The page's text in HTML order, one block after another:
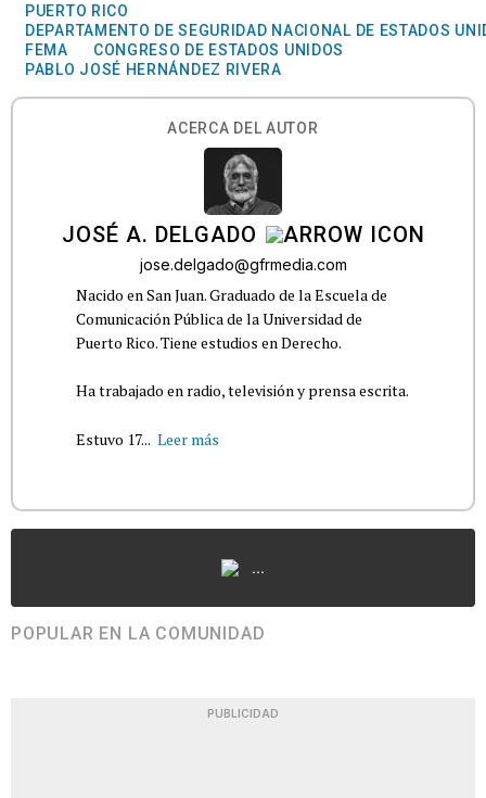
PUERTO RICO
DEPARTAMENTO DE SEGURIDAD NACIONAL DE ESTADOS
FEMA
CONGRESO DE ESTADOS UNIDOS
PABLO JOSÉ HERNÁNDEZ RIVERA
ACERCA DEL AUTOR
JOSÉ A. DELGADO
jose.delgado@gfrmedia.com
Nacido en San Juan. Graduado de la Escuela de
Comunicación Pública de la Universidad de
Puerto Rico. Tiene estudios en Derecho.
Ha trabajado en radio, televisión y prensa escrita.
Estuvo 17... Leer más
...
POPULAR EN LA COMUNIDAD
PUBLICIDAD